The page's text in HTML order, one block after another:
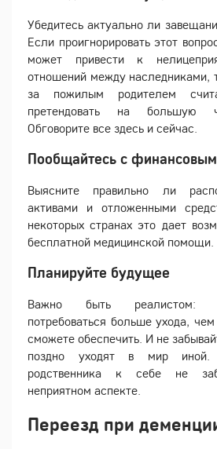
Убедитесь актуально ли
Если проигнорировать этот
может привести к
отношений между наследниками,
за пожилым родителем
претендовать на большую
Обговорите все здесь и сейчас.
Пообщайтесь с
Выясните правильно ли
активами и отложенными
некоторых странах это дает
бесплатной медицинской помощи.
Планируйте будущее
Важно быть реалистом:
потребоваться больше ухода,
сможете обеспечить. И не
поздно уходят в мир иной.
родственника к себе не
неприятном аспекте.
Переезд при